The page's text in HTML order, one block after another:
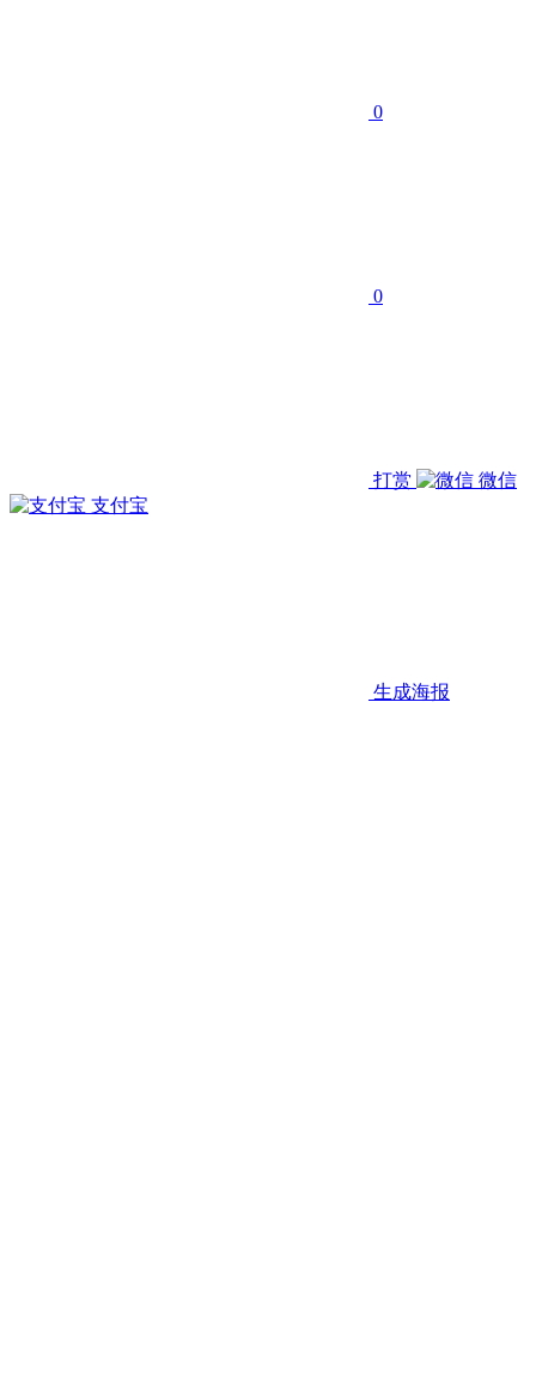
0
0
打赏
微信
支付宝
生成海报